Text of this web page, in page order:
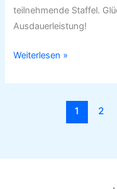
teilnehmende Staffel.
Ausdauerleistung!
Weiterlesen »
1 2